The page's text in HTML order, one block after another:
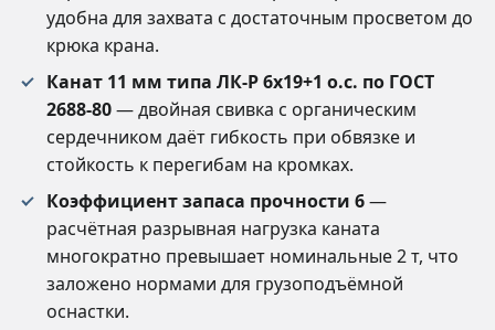
удобна для захвата с достаточным просветом до
крюка крана.
Канат 11 мм типа ЛК-Р 6х19+1 о.с. по ГОСТ
2688-80— двойная свивка с органическим
сердечником даёт гибкость при обвязке и
стойкость к перегибам на кромках.
Коэффициент запаса прочности 6—
расчётная разрывная нагрузка каната
многократно превышает номинальные 2 т, что
заложено нормами для грузоподъёмной
оснастки.